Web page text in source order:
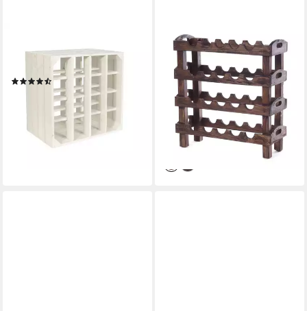
Weinregal Wino Flaschenregal
aus Holz Weiß + Regal, 1-tlg.
(3)
ab 29,99 €
lieferbar - in 3-4 Werktagen bei dir
DESIGN DELIGHTS
Weinregal WEINREGAL
"RUSTIC",
66x61x24cm(HxBxT), Altholz
massiv, Flaschenhalte
39,90 €
49,90 €
-20%
lieferbar - in 2-3 Werktagen bei dir